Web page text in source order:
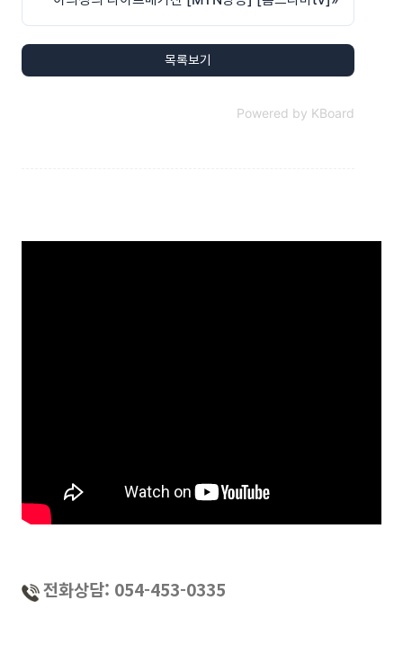
목록보기
Powered by KBoard
전화상담: 054-453-0335